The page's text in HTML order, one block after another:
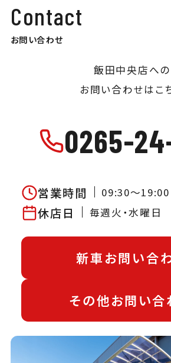
Contact
お問い合わせ
飯田中央店への
お問い合わせはこ
0265-
営業時間 09:30～19:00
休店日 毎週火・水曜日
新車お問い合
その他お問い合